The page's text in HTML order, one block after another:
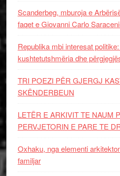
Scanderbeg, mburoja e
faqet e Giovanni Carlo
Republika mbi interesat
kushtetutshmëria dhe
TRI POEZI PËR GJERGJ
SKËNDERBEUN
LETËR E ARKIVIT TE NAUM
PERVJETORIN E PARE TE
Oxhaku, nga elementi
familjar